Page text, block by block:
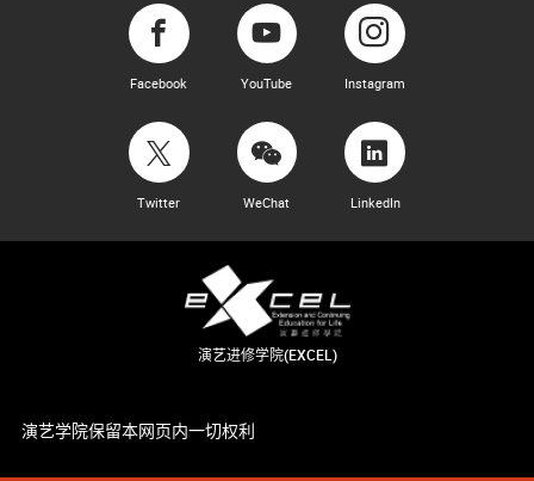
Facebook YouTube Instagram
Twitter WeChat LinkedIn
演艺进修学院(EXCEL)
演艺学院保留本网页内一切权利